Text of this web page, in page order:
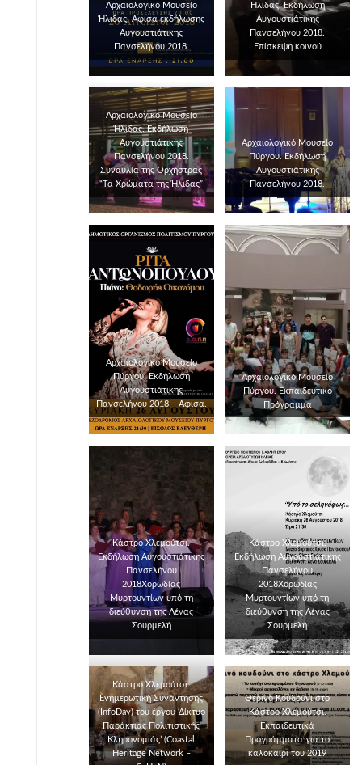
Αρχαιολογικό Μουσείο
Ήλιδας. Αφίσα εκδήλωσης
Αυγουστιάτικης
Πανσελήνου 2018.
Ήλιδας. Εκδήλωση
Αυγουστιάτικης
Πανσελήνου 2018.
Επίσκεψη κοινού
Αρχαιολογικό Μουσείο
Ήλιδας. Εκδήλωση
Αυγουστιάτικης
Πανσελήνου 2018.
Συναυλία της Ορχήστρας
“Τα Χρώματα της Ήλιδας”
Αρχαιολογικό Μουσείο
Πύργου. Εκδήλωση
Αυγουστιάτικης
Πανσελήνου 2018.
Αρχαιολογικό Μουσείο
Πύργου. Εκδήλωση
Αυγουστιάτικης
Πανσελήνου 2018 – Αφίσα.
Αρχαιολογικό Μουσείο
Πύργου. Εκπαιδευτικό
Πρόγραμμα
Κάστρο Χλεμούτσι.
Εκδήλωση Αυγουστιάτικης
Πανσελήνου
2018Χορωδίας
Μυρτουντίων υπό τη
διεύθυνση της Λένας
Σουρμελή
Κάστρο Χλεμούτσι.
Εκδήλωση Αυγουστιάτικης
Πανσελήνου
2018Χορωδίας
Μυρτουντίων υπό τη
διεύθυνση της Λένας
Σουρμελή
Κάστρο Χλεμούτσι.
Ενημερωτική Συνάντησης
(InfoDay) του έργου ‘Δίκτυο
Παράκτιας Πολιτιστικής
Κληρονομιάς’ (Coastal
Heritage Network –
Θερινό Κουδούνι στο
Κάστρο Χλεμούτσι.
Εκπαιδευτικά
Προγράμματα για το
καλοκαίρι του 2019